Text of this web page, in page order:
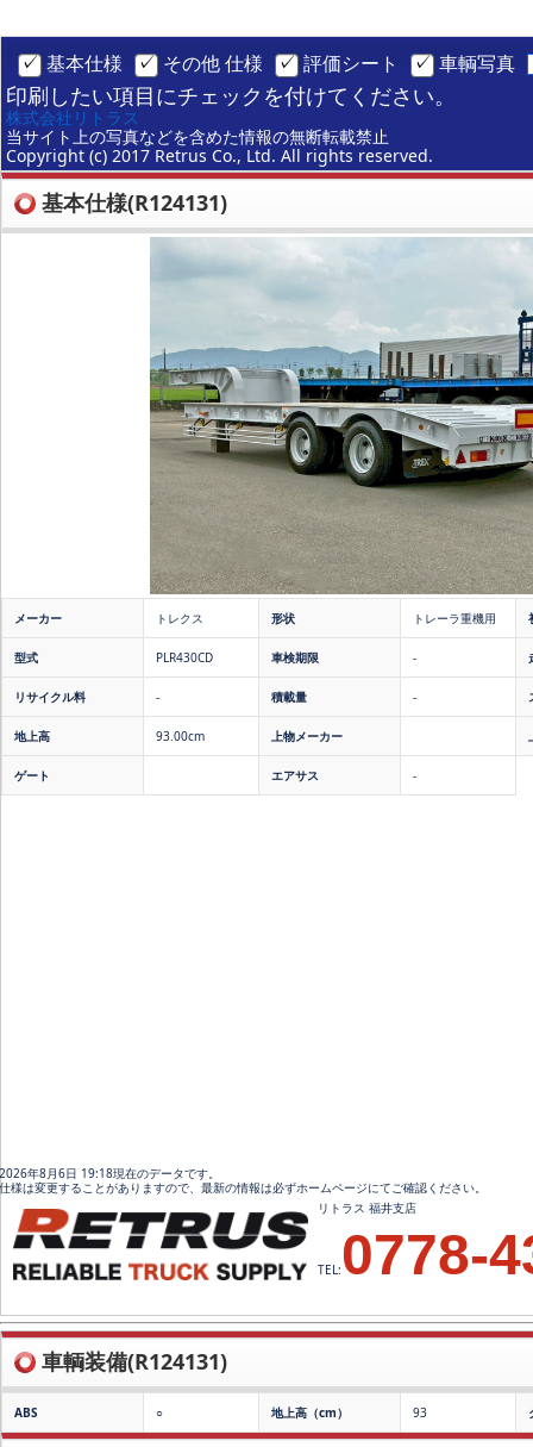
基本仕様 その他 仕様 評価シート 車輌写真
印刷したい項目にチェックを付けてください。
株式会社リトラス
当サイト上の写真などを含めた情報の無断転載禁止
Copyright (c) 2017 Retrus Co., Ltd. All rights reserved.
基本仕様(R124131)
メーカー トレクス 形状 トレーラ重機用
型式 PLR430CD 車検期限 -
リサイクル料 - 積載量 -
地上高 93.00cm 上物メーカー
ゲート エアサス -
2026年8月6日 19:18現在のデータです。
仕様は変更することがありますので、最新の情報は必ずホームページにてご確認ください。
リトラス 福井支店
TEL: 0778-
車輌装備(R124131)
ABS ○ 地上高（cm） 93